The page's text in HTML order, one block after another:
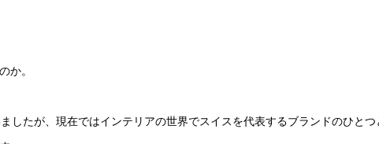
か。
したが、現在ではインテリアの世界でスイスを代表するブランドのひと